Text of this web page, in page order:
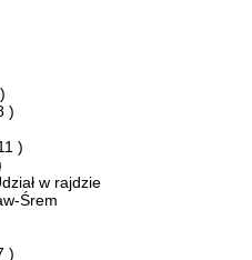
)
)
w rajdzie
Śrem
)